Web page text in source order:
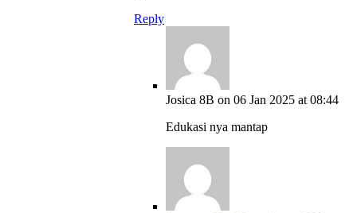
Reply
Josica 8B on 06 Jan 2025 at 08:44
Edukasi nya mantap